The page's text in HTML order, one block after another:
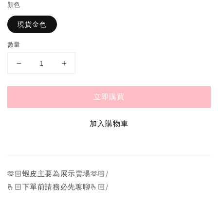
顏色
現貨金色
數量
立即購買
加入購物車
🫶🏻蝦皮主要為展示賣場🫶🏻/
🫰🏻下單前請務必先聊聊🫰🏻/